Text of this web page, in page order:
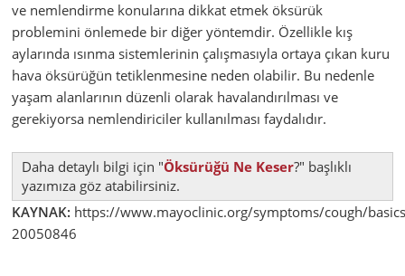
ve nemlendirme konularına dikkat etmek öksürük
problemini önlemede bir diğer yöntemdir. Özellikle kış
aylarında ısınma sistemlerinin çalışmasıyla ortaya çıkan kuru
hava öksürüğün tetiklenmesine neden olabilir. Bu nedenle
yaşam alanlarının düzenli olarak havalandırılması ve
gerekiyorsa nemlendiriciler kullanılması faydalıdır.
Daha detaylı bilgi için "Öksürüğü Ne Keser?" başlıklı
yazımıza göz atabilirsiniz.
KAYNAK: https://www.mayoclinic.org/symptoms/cough/
20050846